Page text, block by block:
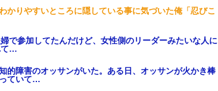
かりやすいところに隠している事に気づいた俺「忍びこ
で参加してたんだけど、女性側のリーダーみたいな人に
て…
的障害のオッサンがいた。ある日、オッサンが火かき棒
ていて…